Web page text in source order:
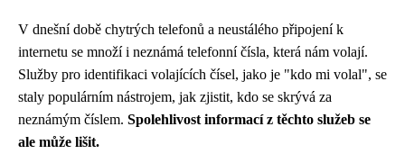
V dnešní době chytrých telefonů a neustálého připojení k
internetu se množí i neznámá telefonní čísla, která nám volají.
Služby pro identifikaci volajících čísel, jako je "kdo mi volal", se
staly populárním nástrojem, jak zjistit, kdo se skrývá za
neznámým číslem. Spolehlivost informací z těchto služeb se
ale může lišit.